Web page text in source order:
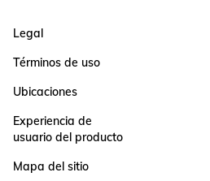
Legal
Términos de uso
Ubicaciones
Experiencia de
usuario del producto
Mapa del sitio